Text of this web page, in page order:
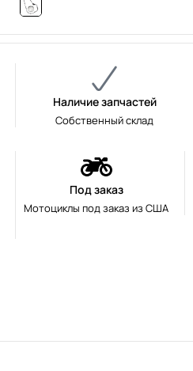
Наличие запчастей
Собственный склад
Под заказ
Мотоциклы под заказ из США